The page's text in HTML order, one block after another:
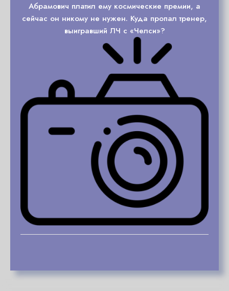
Абрамович платил ему космические премии, а
сейчас он никому не нужен. Куда пропал тренер,
выигравший ЛЧ с «Челси»?